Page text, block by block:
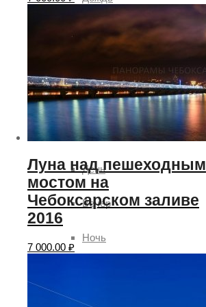
Гроза
Ясно
Время суток
День
Вечер
Ночь
Луна над пешеходным
мостом на
Чебоксарском заливе
2016
7 000.00 ₽